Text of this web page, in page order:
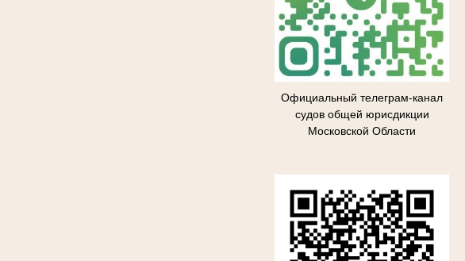
Официальный телеграм-канал
судов общей юрисдикции
Московской Области